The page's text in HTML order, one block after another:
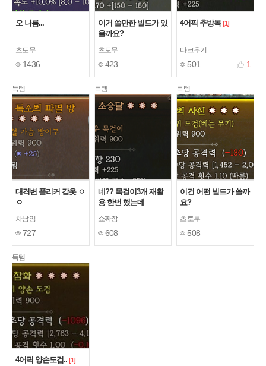
오 나름...
츠토무
1436
이거 쓸만한 빌드가 있
을까요?
츠토무
423
4어픽 추방목 [1]
다크우기
501 1
득템
대격변 플리커 갑옷 ㅇ
ㅇ
차남잉
727
득템
네?? 목걸이3개 재활
용 한번 했는데
쇼짜장
608
득템
이건 어떤 빌드가 쓸까
요?
츠토무
508
득템
4어픽 양손도검.. [1]